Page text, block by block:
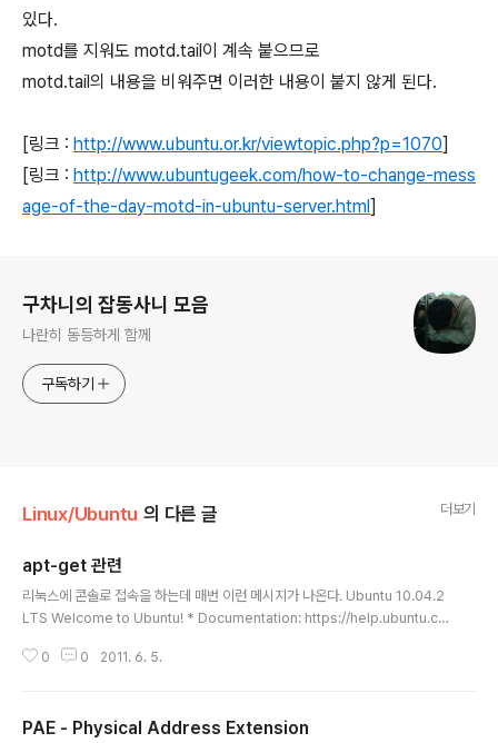
있다.
motd를 지워도 motd.tail이 계속 붙으므로
motd.tail의 내용을 비워주면 이러한 내용이 붙지 않게 된다.
[링크 : http://www.ubuntu.or.kr/viewtopic.php?p=1070]
[링크 : http://www.ubuntugeek.com/how-to-change-mess
age-of-the-day-motd-in-ubuntu-server.html]
구차니의 잡동사니 모음
나란히 동등하게 함께
구독하기
Linux/Ubuntu 의 다른 글 더보기
apt-get 관련
리눅스에 콘솔로 접속을 하는데 매번 이런 메시지가 나온다. Ubuntu 10.04.2
LTS Welcome to Ubuntu! * Documentation: https://help.ubuntu.co
ps://help.ubuntu.com/ 17 packages can be updated. 12 updates
보라고 한다. [링크 : http://ubuntuforums.org/showthread.php?t..
0 0 2011. 6. 5.
PAE - Physical Address Extension